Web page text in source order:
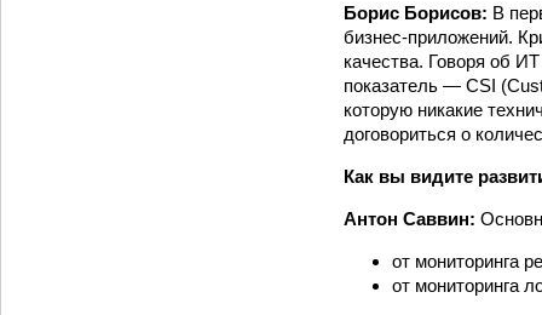
Борис Борисов: В
бизнес-приложений.
качества. Говоря об
показатель — CSI
которую никакие
договориться о
Как вы видите
Антон Саввин:
от мониторинга
от мониторинга